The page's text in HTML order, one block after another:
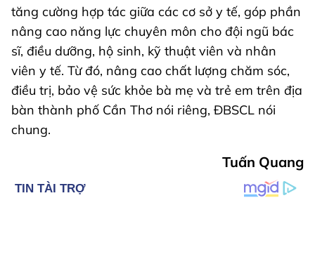
tăng cường hợp tác giữa các cơ sở y tế, góp phần
nâng cao năng lực chuyên môn cho đội ngũ bác
sĩ, điều dưỡng, hộ sinh, kỹ thuật viên và nhân
viên y tế. Từ đó, nâng cao chất lượng chăm sóc,
điều trị, bảo vệ sức khỏe bà mẹ và trẻ em trên địa
bàn thành phố Cần Thơ nói riêng, ĐBSCL nói
chung.
Tuấn Quang